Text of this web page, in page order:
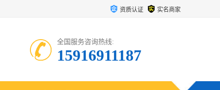
资质认证 实名商家
全国服务咨询热线:
15916911187